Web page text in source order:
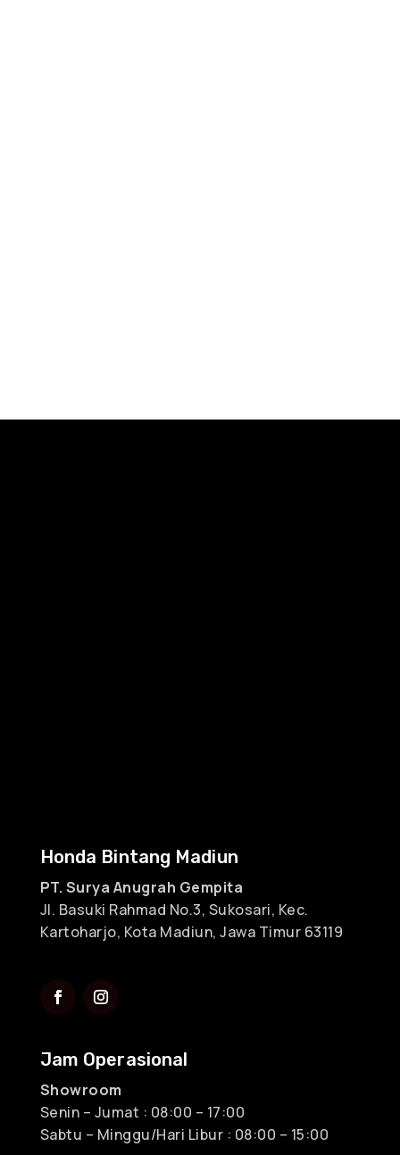
Honda Bintang Madiun
PT. Surya Anugrah Gempita
Jl. Basuki Rahmad No.3, Sukosari, Kec.
Kartoharjo, Kota Madiun, Jawa Timur 63119
Jam Operasional
Showroom
Senin – Jumat : 08:00 – 17:00
Sabtu – Minggu/Hari Libur : 08:00 – 15:00